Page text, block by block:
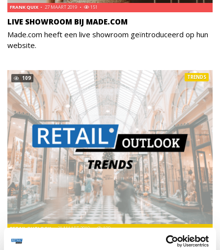
LIVE SHOWROOM BIJ MADE.COM
FRANK QUIX 27 MAART 2019 151
Made.com heeft een live showroom geïntroduceerd op hun
website.
109
MADE.COM LANCEERT 'VIEW IT LIVE' FUNCTIE
RETAIL OUTLOOK 21 MAART 2019 109
TRENDS